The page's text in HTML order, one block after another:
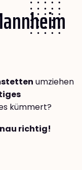
umziehen
kümmert?
richtig!